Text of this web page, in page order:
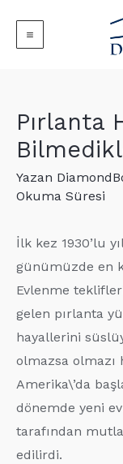
MAIN
Pırlanta
Yazan
Okuma Süresi
İlk kez 1930’lu
günümüzde en
Evlenme
gelen pırlanta
hayallerini
olmazsa olmazı
Amerika\’da
dönemde yeni
tarafından
edilirdi.